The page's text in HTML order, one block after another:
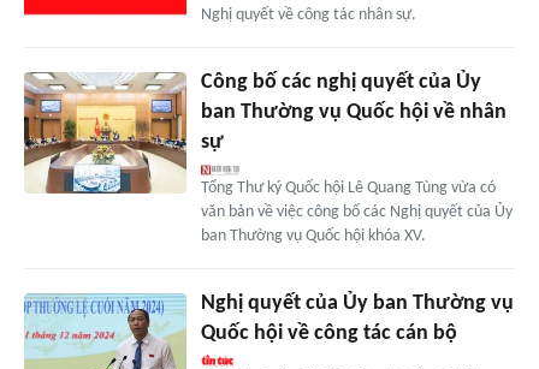
Nghị quyết về công tác nhân sự.
Công bố các nghị quyết của Ủy
ban Thường vụ Quốc hội về nhân
sự
Tổng Thư ký Quốc hội Lê Quang Tùng vừa có
văn bản về việc công bố các Nghị quyết của Ủy
ban Thường vụ Quốc hội khóa XV.
Nghị quyết của Ủy ban Thường vụ
Quốc hội về công tác cán bộ